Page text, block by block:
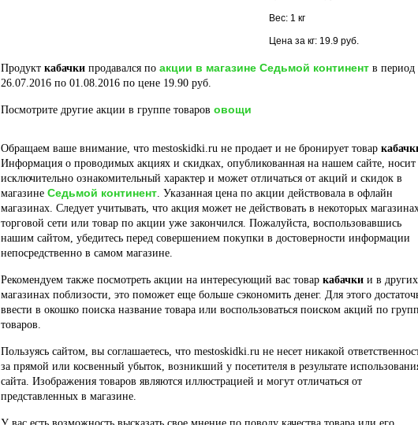
Вес: 1 кг
Цена за кг: 19.9 руб.
Продукт кабачки продавался по акции в магазине Седьмой континент в период
26.07.2016 по 01.08.2016 по цене 19.90 руб.
Посмотрите другие акции в группе товаров овощи
Обращаем ваше внимание, что mestoskidki.ru не продает и не бронирует товар
Информация о проводимых акциях и скидках, опубликованная на нашем сайте, носит
исключительно ознакомительный характер и может отличаться от акций и скидок в
магазине Седьмой континент. Указанная цена по акции действовала в офлайн
магазинах. Следует учитывать, что акция может не действовать в некоторых
торговой сети или товар по акции уже закончился. Пожалуйста, воспользовавшись
нашим сайтом, убедитесь перед совершением покупки в достоверности информации
непосредственно в самом магазине.
Рекомендуем также посмотреть акции на интересующий вас товар кабачки и в других
магазинах поблизости, это поможет еще больше сэкономить денег. Для этого
ввести в окошко поиска название товара или воспользоваться поиском акций по
товаров.
Пользуясь сайтом, вы соглашаетесь, что mestoskidki.ru не несет никакой
за прямой или косвенный убыток, возникший у посетителя в результате
сайта. Изображения товаров являются иллюстрацией и могут отличаться от
представленных в магазине.